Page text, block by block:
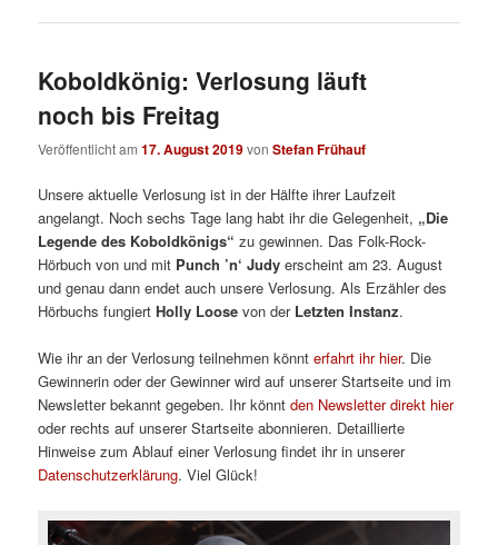
Koboldkönig: Verlosung läuft
noch bis Freitag
Veröffentlicht am17. August 2019vonStefan Frühauf
Unsere aktuelle Verlosung ist in der Hälfte ihrer Laufzeit
angelangt. Noch sechs Tage lang habt ihr die Gelegenheit, „Die
Legende des Koboldkönigs“ zu gewinnen. Das Folk-Rock-
Hörbuch von und mit Punch ’n‘ Judy erscheint am 23. August
und genau dann endet auch unsere Verlosung. Als Erzähler des
Hörbuchs fungiertHolly Loose von der Letzten Instanz.
Wie ihr an der Verlosung teilnehmen könnterfahrt ihr hier. Die
Gewinnerin oder der Gewinner wird auf unserer Startseite und im
Newsletter bekannt gegeben. Ihr könntden Newsletter direkt hier
oder rechts auf unserer Startseite abonnieren. Detaillierte
Hinweise zum Ablauf einer Verlosung findet ihr in unserer
Datenschutzerklärung. Viel Glück!